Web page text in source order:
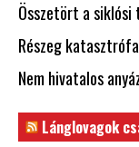
Összetört a
Részeg
Nem hivatalos
Lánglovagok